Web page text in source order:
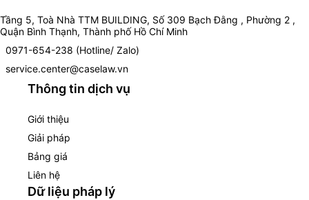
Tầng 5, Toà Nhà TTM BUILDING, Số 309 Bạch Đằng , Phường 2 ,
Quận Bình Thạnh, Thành phố Hồ Chí Minh
0971-654-238 (Hotline/ Zalo)
service.center@caselaw.vn
Thông tin dịch vụ
Giới thiệu
Giải pháp
Bảng giá
Liên hệ
Dữ liệu pháp lý